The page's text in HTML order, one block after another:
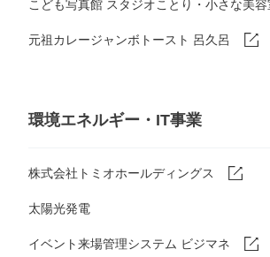
こども写真館 スタジオことり・小さな美容
元祖カレージャンボトースト 呂久呂
環境エネルギー・IT事業
株式会社トミオホールディングス
太陽光発電
イベント来場管理システム ビジマネ